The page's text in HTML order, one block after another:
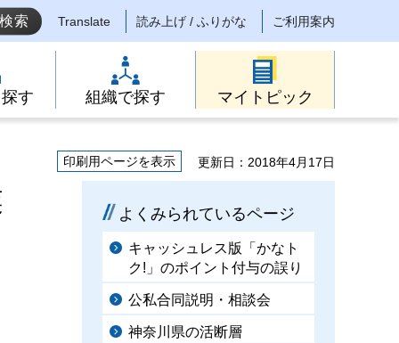
Translate 読み上げ / ふりがな ご利用案内
す 組織で探す マイトピック
印刷用ページを表示 更新日：2018年4月17日
よくみられているページ
キャッシュレス版「かなト
ク!」のポイント付与の誤り
公私合同説明・相談会
神奈川県の活断層